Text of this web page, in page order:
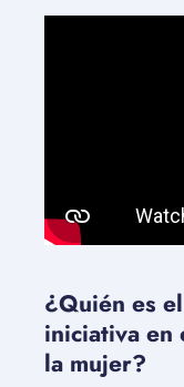
¿Quién es
iniciativa en
la mujer?